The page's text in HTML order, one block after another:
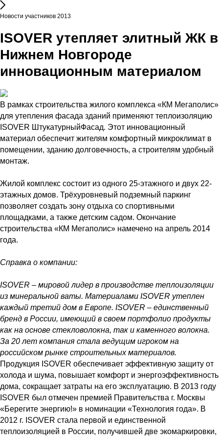
Новости участников 2013
ISOVER утепляет элитный ЖК в
Нижнем Новгороде
инновационным материалом
В рамках строительства жилого комплекса «КМ Мегаполис»
для утепления фасада зданий применяют теплоизоляцию
ISOVER ШтукатурныйФасад. Этот инновационный
материал обеспечит жителям комфортный микроклимат в
помещении, зданию долговечность, а строителям удобный
монтаж.
Жилой комплекс состоит из одного 25-этажного и двух 22-
этажных домов. Трёхуровневый подземный паркинг
позволяет создать зону отдыха со спортивными
площадками, а также детским садом. Окончание
строительства «КМ Мегаполис» намечено на апрель 2014
года.
Справка о компании:
ISOVER – мировой лидер в производстве теплоизоляции
из минеральной ваты. Материалами ISOVER утеплен
каждый третий дом в Европе. ISOVER – единственный
бренд в России, имеющий в своем портфолио продукты
как на основе стекловолокна, так и каменного волокна.
За 20 лет компания стала ведущим игроком на
российском рынке строительных материалов.
Продукция ISOVER обеспечивает эффективную защиту от
холода и шума, повышает комфорт и энергоэффективность
дома, сокращает затраты на его эксплуатацию. В 2013 году
ISOVER был отмечен премией Правительства г. Москвы
«Берегите энергию!» в номинации «Технология года». В
2012 г. ISOVER стала первой и единственной
теплоизоляцией в России, получившей две экомаркировки,